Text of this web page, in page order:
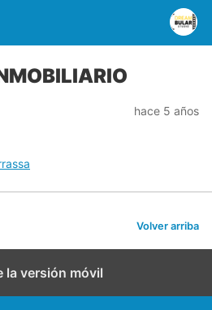
hace 5 años
Volver arriba
la versión móvil